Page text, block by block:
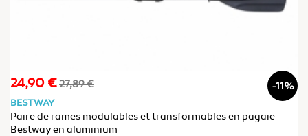
Prix
24,90 €Prix
27,89 € -11%
BESTWAY
Paire de rames modulables et transformables en pagaie
Bestway en aluminium